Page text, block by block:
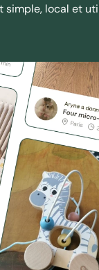
simple, local et